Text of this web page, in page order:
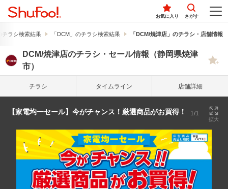
お気に入り さがす
チラシ検索結果 「DCM」のチラシ検索結果 「DCM/焼津店」のチラシ・店舗情報
DCM/焼津店のチラシ・セール情報（静岡県焼津
市）
チラシ タイム ライン 店舗詳細
【家電均一セール】今がチャンス！厳選商品がお買得！ 1/1
拡大